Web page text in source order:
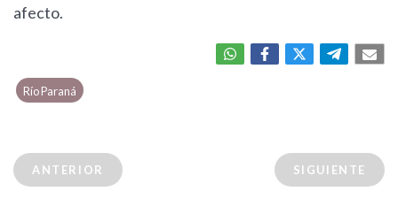
afecto.
Río Paraná
ANTERIOR SIGUIENTE